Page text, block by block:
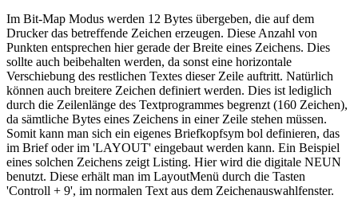
Im Bit-Map Modus werden 12 Bytes übergeben, die auf dem
Drucker das betreffende Zeichen erzeugen. Diese Anzahl von
Punkten entsprechen hier gerade der Breite eines Zeichens. Dies
sollte auch beibehalten werden, da sonst eine horizontale
Verschiebung des restlichen Textes dieser Zeile auftritt. Natürlich
können auch breitere Zeichen definiert werden. Dies ist lediglich
durch die Zeilenlänge des Textprogrammes begrenzt (160 Zeichen),
da sämtliche Bytes eines Zeichens in einer Zeile stehen müssen.
Somit kann man sich ein eigenes Briefkopfsym bol definieren, das
im Brief oder im 'LAYOUT' eingebaut werden kann. Ein Beispiel
eines solchen Zeichens zeigt Listing. Hier wird die digitale NEUN
benutzt. Diese erhält man im LayoutMenü durch die Tasten
'Controll + 9', im normalen Text aus dem Zeichenauswahlfenster.